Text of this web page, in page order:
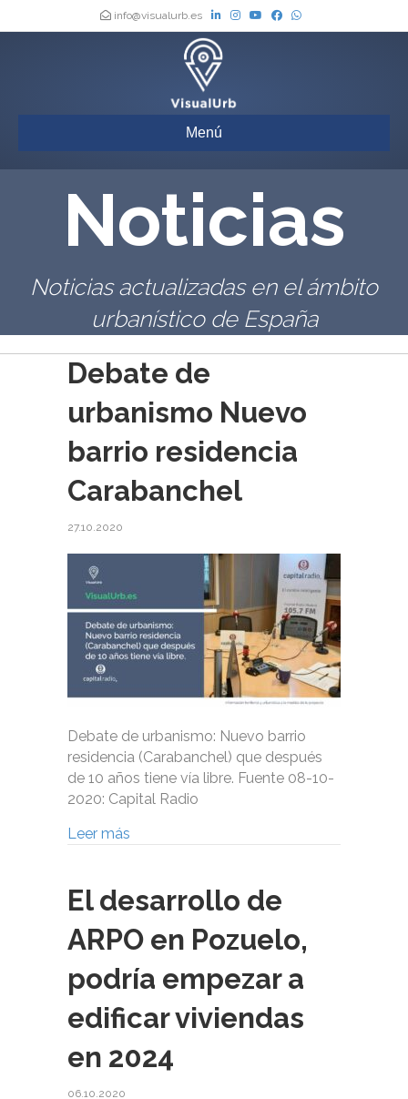
info@visualurb.es
Menú
Noticias
Noticias actualizadas en el ámbito
urbanístico de España
Debate de
urbanismo Nuevo
barrio residencia
Carabanchel
27.10.2020
Debate de urbanismo: Nuevo barrio
residencia (Carabanchel) que después
de 10 años tiene vía libre. Fuente 08-10-
2020: Capital Radio
Leer más
El desarrollo de
ARPO en Pozuelo,
podría empezar a
edificar viviendas
en 2024
06.10.2020